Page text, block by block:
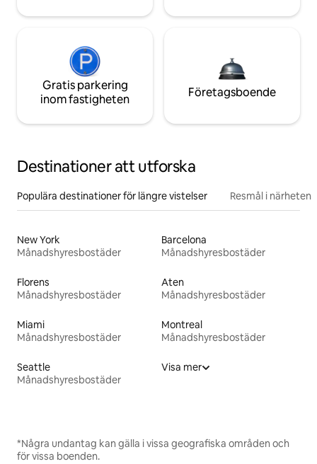
Gratis parkering
inom fastigheten
Företagsboende
Destinationer att utforska
Populära destinationer för längre vistelser Resmål i närheten
New York
Månadshyresbostäder
Barcelona
Månadshyresbostäder
Florens
Månadshyresbostäder
Aten
Månadshyresbostäder
Miami
Månadshyresbostäder
Montreal
Månadshyresbostäder
Seattle
Månadshyresbostäder
Visa mer
*Några undantag kan gälla i vissa geografiska områden och
för vissa boenden.